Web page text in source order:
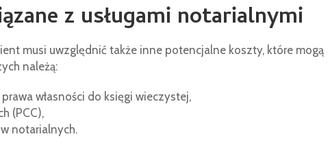
z usługami notarialnymi
musi uwzględnić także inne potencjalne koszty, które mogą
należą:
własności do księgi wieczystej,
(PCC),
notarialnych.